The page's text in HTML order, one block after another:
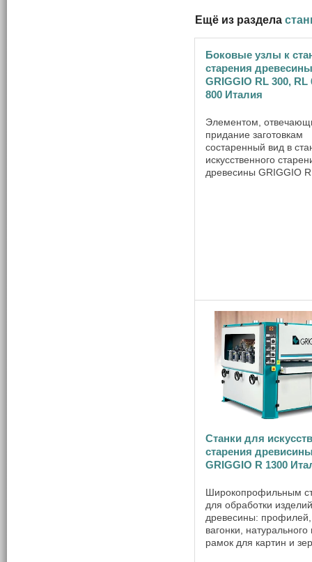
Ещё из раздела
Боковые узлы к
старения древесины
GRIGGIO RL 300, RL
800 Италия
Элементом,
придание заготовкам
состаренный вид в
искусственного
древесины GRIGGIO
Станки для
старения
GRIGGIO R 1300
Широкопрофильным
для обработки
древесины:
вагонки, натурального
рамок для картин и